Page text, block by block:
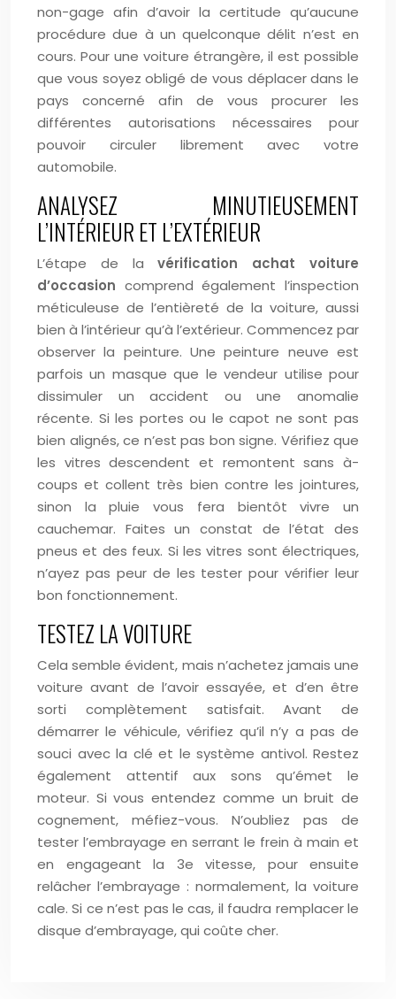
non-gage afin d’avoir la certitude qu’aucune
procédure due à un quelconque délit n’est en
cours. Pour une voiture étrangère, il est possible
que vous soyez obligé de vous déplacer dans le
pays concerné afin de vous procurer les
différentes autorisations nécessaires pour
pouvoir circuler librement avec votre
automobile.
ANALYSEZ MINUTIEUSEMENT
L’INTÉRIEUR ET L’EXTÉRIEUR
L’étape de lavérification achat voiture
d’occasion comprend également l’inspection
méticuleuse de l’entièreté de la voiture, aussi
bien à l’intérieur qu’à l’extérieur. Commencez par
observer la peinture. Une peinture neuve est
parfois un masque que le vendeur utilise pour
dissimuler un accident ou une anomalie
récente. Si les portes ou le capot ne sont pas
bien alignés, ce n’est pas bon signe. Vérifiez que
les vitres descendent et remontent sans à-
coups et collent très bien contre les jointures,
sinon la pluie vous fera bientôt vivre un
cauchemar. Faites un constat de l’état des
pneus et des feux. Si les vitres sont électriques,
n’ayez pas peur de les tester pour vérifier leur
bon fonctionnement.
TESTEZ LA VOITURE
Cela semble évident, mais n’achetez jamais une
voiture avant de l’avoir essayée, et d’en être
sorti complètement satisfait. Avant de
démarrer le véhicule, vérifiez qu’il n’y a pas de
souci avec la clé et le système antivol. Restez
également attentif aux sons qu’émet le
moteur. Si vous entendez comme un bruit de
cognement, méfiez-vous. N’oubliez pas de
tester l’embrayage en serrant le frein à main et
en engageant la 3e vitesse, pour ensuite
relâcher l’embrayage : normalement, la voiture
cale. Si ce n’est pas le cas, il faudra remplacer le
disque d’embrayage, qui coûte cher.